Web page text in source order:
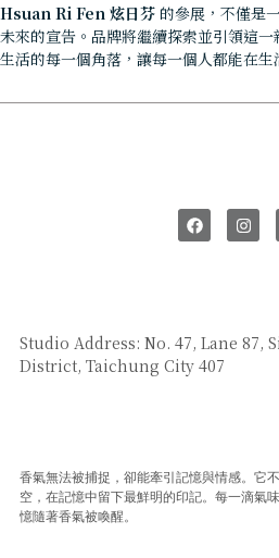
Hsuan Ri Fen 炫日芬 的參展，不僅是
未來的宣告。品牌將繼續探索並引領這
生活的每一個角落，讓每一個人都能在生
Studio Address: No. 47, Lane 87,
District, Taichung City 407
香氣無法被捕捉，卻能牽引記憶與情感。它
空，在記憶中留下最鮮明的印記。每一滴氣
憶隨著香氣被喚醒。